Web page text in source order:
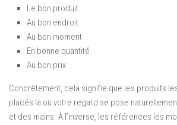
Le bon produit
Au bon endroit
Au bon moment
En bonne quantité
Au bon prix
Concrètement, cela signifie que les produits
placés là où votre regard se pose
et des mains. À l’inverse, les références les